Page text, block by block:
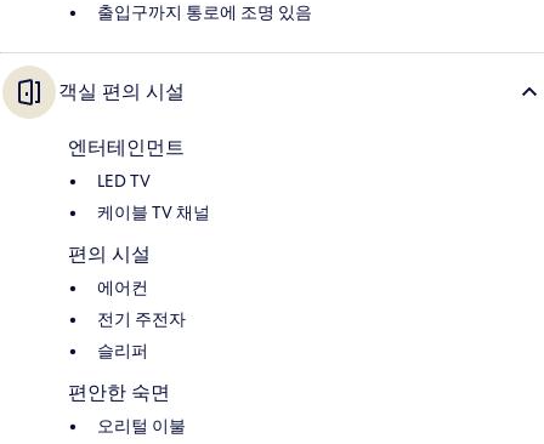
출입구까지 통로에 조명 있음
객실 편의 시설
엔터테인먼트
LED TV
케이블 TV 채널
편의 시설
에어컨
전기 주전자
슬리퍼
편안한 숙면
오리털 이불